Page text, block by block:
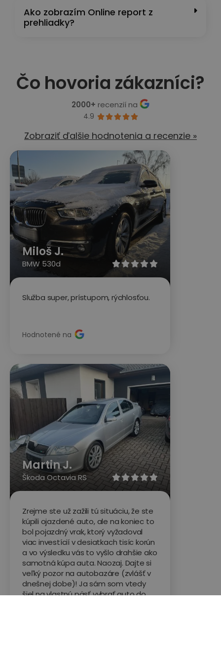
Ako zobrazím Online report z
prehliadky?
Čo hovoria zákazníci?
2000+ recenzií na
4.9 
Zobraziť ďalšie hodnotenia a recenzie »
 
Miloš J.
BMW 530d
Služba super, prístupom, rýchlosťou.
Hodnotené na

Martin J.
Škoda Octavia RS
Zrejme ste už zažili tú situáciu, že ste
kúpili ojazdené auto, ale na koniec to
bol pojazdný vrak, ktorý vyžadoval
viac investícií v desiatkach tisíc korún
a vo výsledku vás to vyšlo drahšie ako
samotná kúpa auta. Naozaj. Dajte si
veľký pozor na autobazáre (zvlášť v
dnešnej dobe)! Ja sám som vtedy
šiel na vlastnú päsť vybrať auto do